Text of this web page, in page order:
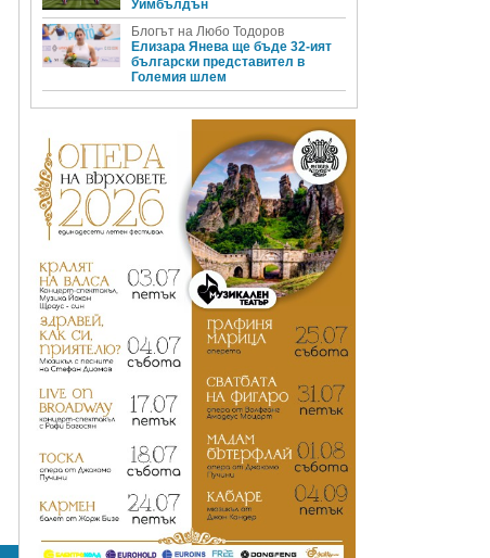
Уимбълдън
Блогът на Любо Тодоров
Елизара Янева ще бъде 32-ият
български представител в
Големия шлем